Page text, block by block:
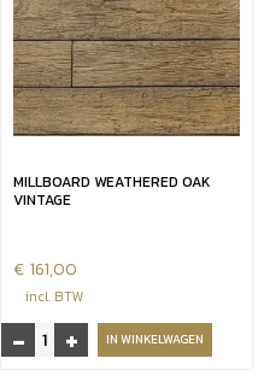
3600
32
200
mm
MILLBOARD WEATHERED OAK
VINTAGE
€ 161,00
incl. BTW
-
Millboard
Weathered
+ IN WINKELWAGEN